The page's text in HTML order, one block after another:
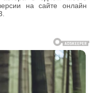
на сайте онлайн